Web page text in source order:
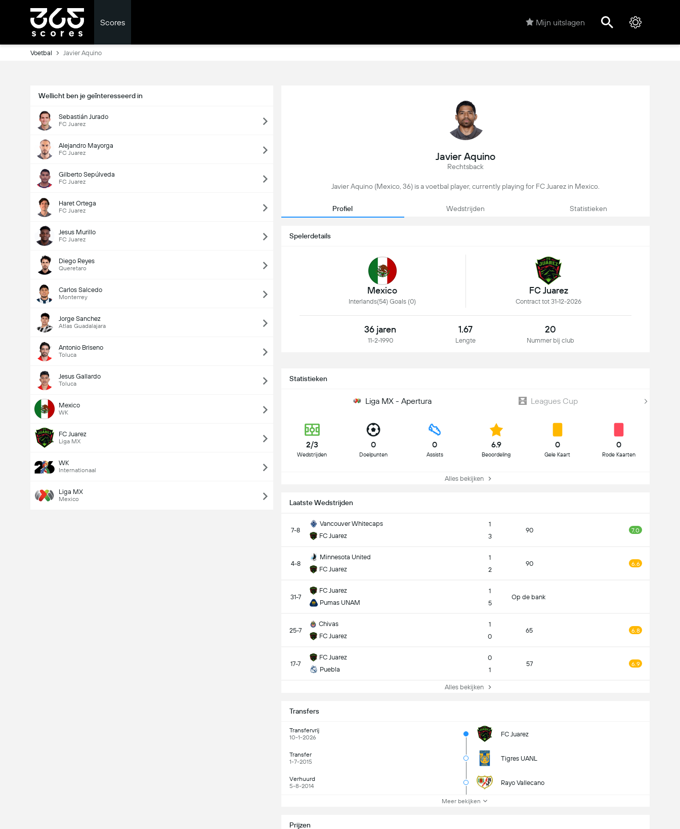
Scores Mijn uitslagen
Voetbal Javier Aquino
Wellicht ben je geïnteresseerd in
Sebastián Jurado
FC Juarez
Alejandro Mayorga
FC Juarez
Gilberto Sepúlveda
FC Juarez
Haret Ortega
FC Juarez
Jesus Murillo
FC Juarez
Diego Reyes
Queretaro
Carlos Salcedo
Monterrey
Jorge Sanchez
Atlas Guadalajara
Antonio Briseno
Toluca
Jesus Gallardo
Toluca
Mexico
WK
FC Juarez
Liga MX
WK
Internationaal
Liga MX
Mexico
Javier Aquino
Rechtsback
Javier Aquino (Mexico, 36) is a voetbal player, currently playing for FC Juarez in Mexico.
Profiel Wedstrijden Statistieken
Spelerdetails
Mexico
Interlands(54) Goals (0)
FC Juarez
Contract tot 31-12-2026
36 jaren
11-2-1990
1.67
Lengte
20
Nummer bij club
Statistieken
Liga MX - Apertura Leagues Cup
2/3
Wedstrijden
0
Doelpunten
0
Assists
6.9
Beoordeling
0
Gele Kaart
0
Rode Kaarten
Alles bekijken
Laatste Wedstrijden
7-8
Vancouver Whitecaps
FC Juarez
1
3
90 7.0
4-8
Minnesota United
FC Juarez
1
2
90 6.6
31-7
FC Juarez
Pumas UNAM
1
5
Op de bank
25-7
Chivas
FC Juarez
1
0
65 6.8
17-7
FC Juarez
Puebla
0
1
57 6.9
Alles bekijken
Transfers
Transfervrij
10-1-2026
FC Juarez
Transfer
1-7-2015
Tigres UANL
Verhuurd
5-8-2014
Rayo Vallecano
Meer bekijken
Prijzen